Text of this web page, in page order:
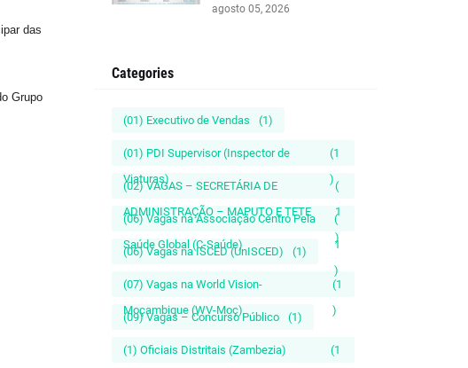
das
Grupo
agosto 05, 2026
Categories
(01) Executivo de Vendas (1)
(01) PDI Supervisor (Inspector de
Viaturas)
(1
)
(02) VAGAS – SECRETÁRIA DE
ADMINISTRAÇÃO – MAPUTO E TETE
(
1
)
(06) Vagas na Associação Centro Pela
Saúde Global (C-Saúde)
(
1
)
(06) Vagas na ISCED (UnISCED) (1)
(07) Vagas na World Vision-
Moçambique (WV-Moç)
(1
)
(09) Vagas – Concurso Público (1)
(1) Oficiais Distritais (Zambezia)
(1